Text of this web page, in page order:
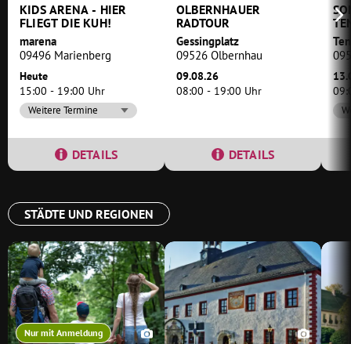
KIDS ARENA - HIER
FLIEGT DIE KUH!
marena
09496 Marienberg
Heute
15:00 - 19:00 Uhr
Weitere Termine
DETAILS
OLBERNHAUER
RADTOUR
Gessingplatz
09526 Olbernhau
09.08.26
08:00 - 19:00 Uhr
DETAILS
STÄDTE UND REGIONEN
Nur mit Anmeldung